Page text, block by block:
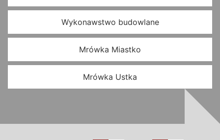
Wykonawstwo budowlane
Mrówka Miastko
Mrówka Ustka